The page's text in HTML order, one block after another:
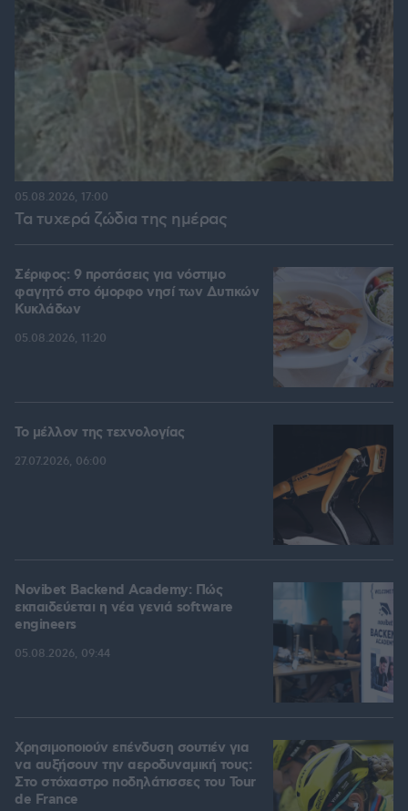
Τα τυχερά ζώδια της ημέρας
05.08.2026, 17:00
Σέριφος: 9 προτάσεις για νόστιμο
φαγητό στο όμορφο νησί των Δυτικών
Κυκλάδων
05.08.2026, 11:20
Το μέλλον της τεχνολογίας
27.07.2026, 06:00
Novibet Backend Academy: Πώς
εκπαιδεύεται η νέα γενιά software
engineers
05.08.2026, 09:44
Χρησιμοποιούν επένδυση σουτιέν για
να αυξήσουν την αεροδυναμική τους:
Στο στόχαστρο ποδηλάτισσες του Tour
de France